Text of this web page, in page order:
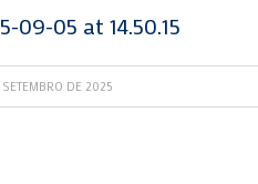
09-05 at 14.50.15
DE 2025